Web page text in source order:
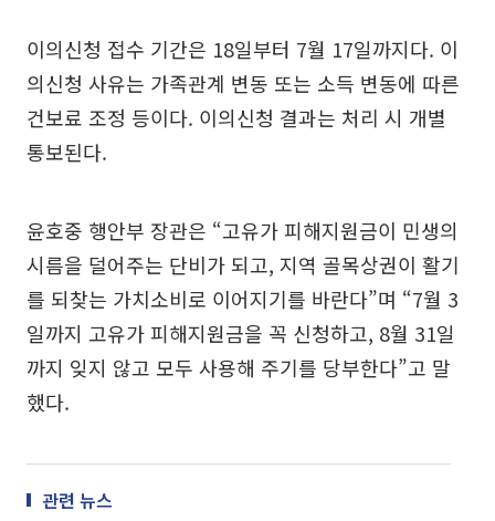
이의신청 접수 기간은 18일부터 7월 17일까지다. 이
의신청 사유는 가족관계 변동 또는 소득 변동에 따른
건보료 조정 등이다. 이의신청 결과는 처리 시 개별
통보된다.
윤호중 행안부 장관은 “고유가 피해지원금이 민생의
시름을 덜어주는 단비가 되고, 지역 골목상권이 활기
를 되찾는 가치소비로 이어지기를 바란다”며 “7월 3
일까지 고유가 피해지원금을 꼭 신청하고, 8월 31일
까지 잊지 않고 모두 사용해 주기를 당부한다”고 말
했다.
관련 뉴스